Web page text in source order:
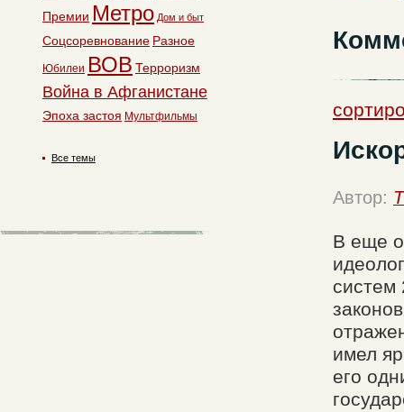
Автор:
В еще
систем
имел
его
Премии Метро Дом и быт
Соцсоревнование Разное
Юбилеи ВОВ Терроризм
Война в Афганистане
Эпоха застоя Мультфильмы
Все темы